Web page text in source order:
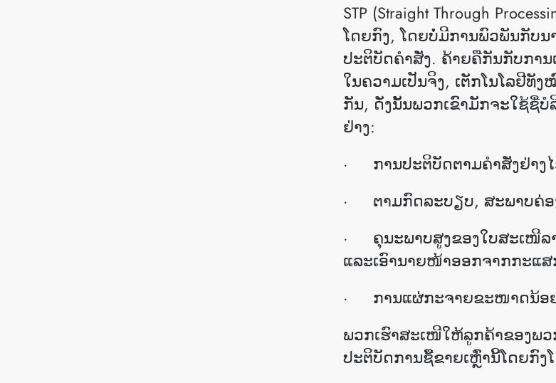
STP (Straight Through
ໂດຍກົງ, ໂດຍບໍ່ມີການພົວພັນກັບນ
ປະຕິບັດຄໍາສັ່ງ. ຄ້າຍຄືກັນກັບກາ
ໃນຄວາມເປັນຈິງ, ເຕັກໂນໂລຢີທັ
ກັນ, ດັ່ງນັ້ນພວກເຂົາມັກຈະໃຊ້ຊື່
ຢ່າງ:
· ການປະຕິບັດຕາມຄໍາສັ່ງຢ່າງ
· ຕາມກົດລະບຽບ, ສະພາບຄ່ອ
· ຄຸນະພາບສູງຂອງໃບສະເໜີລ
ແລະເອົານາຍໜ້າອອກຈາກກະແ
· ການແຜ່ກະຈາຍຂະໜາດນ້ອຍ
ພວກເຮົາສະເໜີໃຫ້ລູກຄ້າຂອງພ
ປະຕິບັດການຊື້ຂາຍເຫຼົ່ານີ້ໂດຍກົງໂ